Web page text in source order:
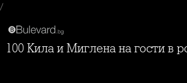
/
100 Кила и Миглена на гости в